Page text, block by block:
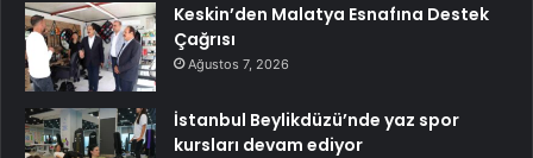
Keskin’den Malatya Esnafına Destek
Çağrısı
Ağustos 7, 2026
İstanbul Beylikdüzü’nde yaz spor
kursları devam ediyor